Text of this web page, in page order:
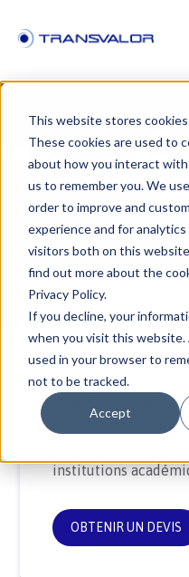
This website stores
These cookies are used to
about how you interact
us to remember you. We
order to improve and
experience and for
visitors both on this
find out more about the
Privacy Policy.
If you decline, your
when you visit this website.
used in your browser to
not to be tracked.
Accept
Offre
DES LICENCES
TARIFS
Transvalor fournit
pour la mise en
établissements de
institutions
OBTENIR UN DEVIS